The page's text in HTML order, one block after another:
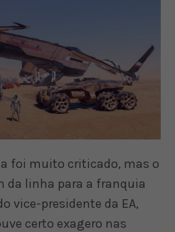
foi muito criticado, mas o
da linha para a franquia
vice-presidente da EA,
certo exagero nas